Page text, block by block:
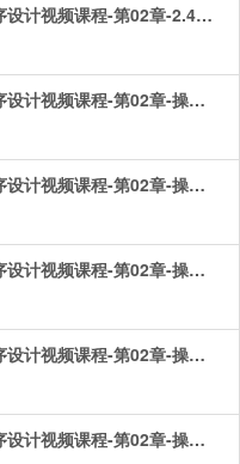
计算机二级VB语言程序设计视频课程-第02章-2.4控件的画法和基本操作.mp4
计算机二级VB语言程序设计视频课程-第02章-操作：对象的事件.mp4
计算机二级VB语言程序设计视频课程-第02章-操作：对象的属性.mp4
计算机二级VB语言程序设计视频课程-第02章-操作：对象的方法.mp4
计算机二级VB语言程序设计视频课程-第02章-操作：对象的概念.mp4
计算机二级VB语言程序设计视频课程-第02章-操作：属性的设置方式.mp4